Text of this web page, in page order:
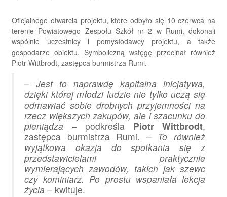
Oficjalnego otwarcia projektu, które odbyło się 10 czerwca na
terenie Powiatowego Zespołu Szkół nr 2 w Rumi, dokonali
wspólnie uczestnicy i pomysłodawcy projektu, a także
gospodarze obiektu. Symboliczną wstęgę przecinał również
Piotr Wittbrodt, zastępca burmistrza Rumi.
– Jest to naprawdę kapitalna inicjatywa,
dzięki której młodzi ludzie nie tylko uczą się
odmawiać sobie drobnych przyjemności na
rzecz większych zakupów, ale i szacunku do
pieniądza – podkreśla Piotr Wittbrodt,
zastępca burmistrza Rumi. – To również
wyjątkowa okazja do spotkania się z
przedstawicielami praktycznie
wymierających zawodów, takich jak szewc
czy kominiarz. Po prostu wspaniała lekcja
życia – kwituje.